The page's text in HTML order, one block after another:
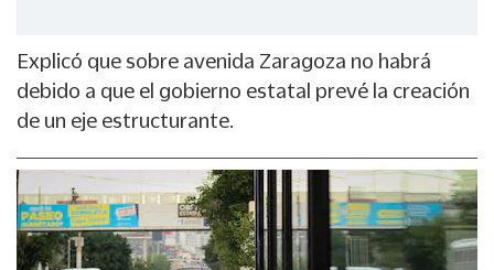
Explicó que sobre avenida Zaragoza no habrá
debido a que el gobierno estatal prevé la creación
de un eje estructurante.